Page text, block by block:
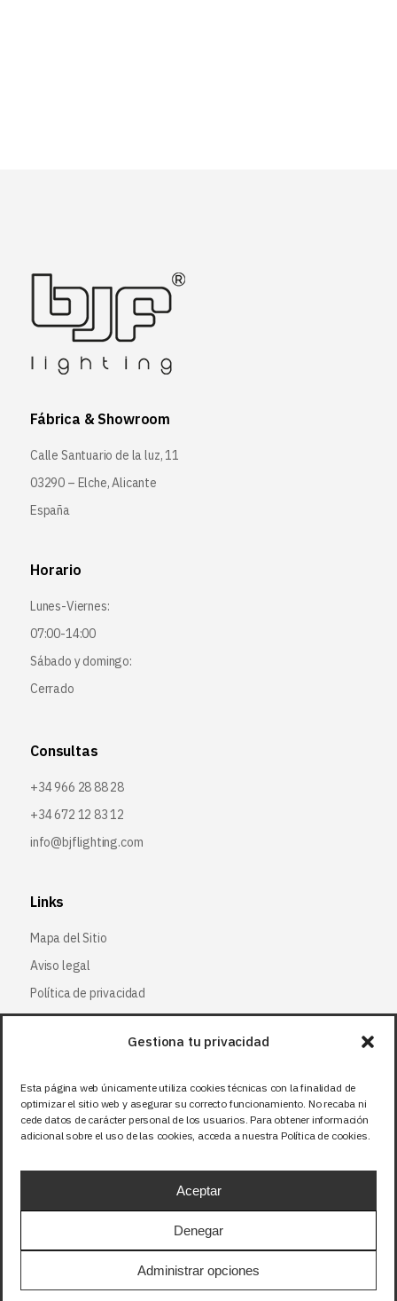
Gestiona tu privacidad
Esta página web únicamente utiliza cookies técnicas con la finalidad de
optimizar el sitio web y asegurar su correcto funcionamiento. No recaba ni
cede datos de carácter personal de los usuarios. Para obtener información
adicional sobre el uso de las cookies, acceda a nuestra Política de cookies.
Aceptar
Denegar
Administrar opciones
Fábrica & Showroom
Calle Santuario de la luz, 11
03290 – Elche, Alicante
España
Horario
Lunes-Viernes:
07:00-14:00
Sábado y domingo:
Cerrado
Consultas
+34 966 28 88 28
+34 672 12 83 12
info@bjflighting.com
Links
Mapa del Sitio
Aviso legal
Política de privacidad
Política de cookies
Síguenos
Facebook
X (Twitter)
Instagram
Precios sin IVA (21%). Tasa RAEE incluida en
aquellos productos que corresponda.